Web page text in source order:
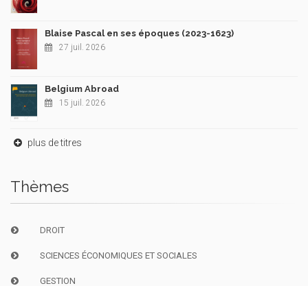
Blaise Pascal en ses époques (2023-1623)
27 juil. 2026
Belgium Abroad
15 juil. 2026
plus de titres
Thèmes
DROIT
SCIENCES ÉCONOMIQUES ET SOCIALES
GESTION